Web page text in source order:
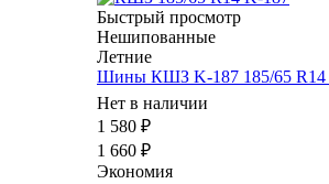
Быстрый просмотр
Нешипованные
Летние
Шины КШЗ K-187 185/65 R14
Нет в наличии
1 580 ₽
1 660 ₽
Экономия